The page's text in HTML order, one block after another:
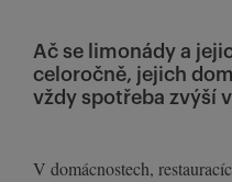
Ač se limonády a
celoročně, jejich
vždy spotřeba zvýší
V domácnostech,